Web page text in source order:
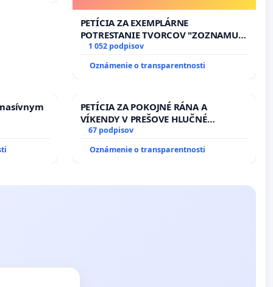
PETÍCIA ZA EXEMPLÁRNE
POTRESTANIE TVORCOV "ZOZNAMU
NEPRIATEĽOV"!
1 052 podpisov
Oznámenie o transparentnosti
PETÍCIA ZA POKOJNÉ RÁNA A
VÍKENDY V PREŠOVE HLUČNÉ
STAVEBNÉ PRÁCE V SOBOTU LEN OD
TÝŽDEŇ CIEĽ 8.00 – 18.00 HOD. A
67 podpisov
Oznámenie o transparentnosti